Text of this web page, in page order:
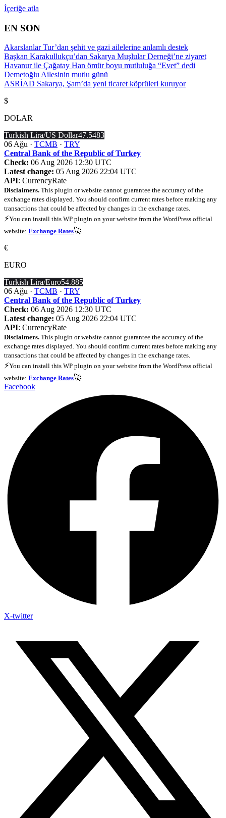
İçeriğe atla
EN SON
Akarslanlar Tur’dan şehit ve gazi ailelerine anlamlı destek
Başkan Karakullukçu’dan Sakarya Muşlular Derneği’ne ziyaret
Havanur ile Çağatay Han ömür boyu mutluluğa “Evet” dedi
Demetoğlu Ailesinin mutlu günü
ASRİAD Sakarya, Şam’da yeni ticaret köprüleri kuruyor
$
DOLAR
Turkish Lira/US Dollar47.5483
06 Ağu · TCMB · TRY
Central Bank of the Republic of Turkey
Check: 06 Aug 2026 12:30 UTC
Latest change: 05 Aug 2026 22:04 UTC
API: CurrencyRate
Disclaimers. This plugin or website cannot guarantee the accuracy of the
exchange rates displayed. You should confirm current rates before making any
transactions that could be affected by changes in the exchange rates.
⚡You can install this WP plugin on your website from the WordPress official
website: Exchange Rates🚀
€
EURO
Turkish Lira/Euro54.885
06 Ağu · TCMB · TRY
Central Bank of the Republic of Turkey
Check: 06 Aug 2026 12:30 UTC
Latest change: 05 Aug 2026 22:04 UTC
API: CurrencyRate
Disclaimers. This plugin or website cannot guarantee the accuracy of the
exchange rates displayed. You should confirm current rates before making any
transactions that could be affected by changes in the exchange rates.
⚡You can install this WP plugin on your website from the WordPress official
website: Exchange Rates🚀
Facebook
X-twitter